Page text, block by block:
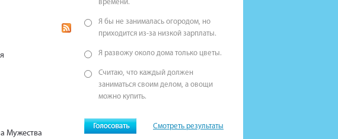
Мужества
времени.
Я бы не занималась огородом, но
приходится из-за низкой зарплаты.
Я развожу около дома только цветы.
Считаю, что каждый должен
заниматься своим делом, а овощи
можно купить.
Смотреть результаты